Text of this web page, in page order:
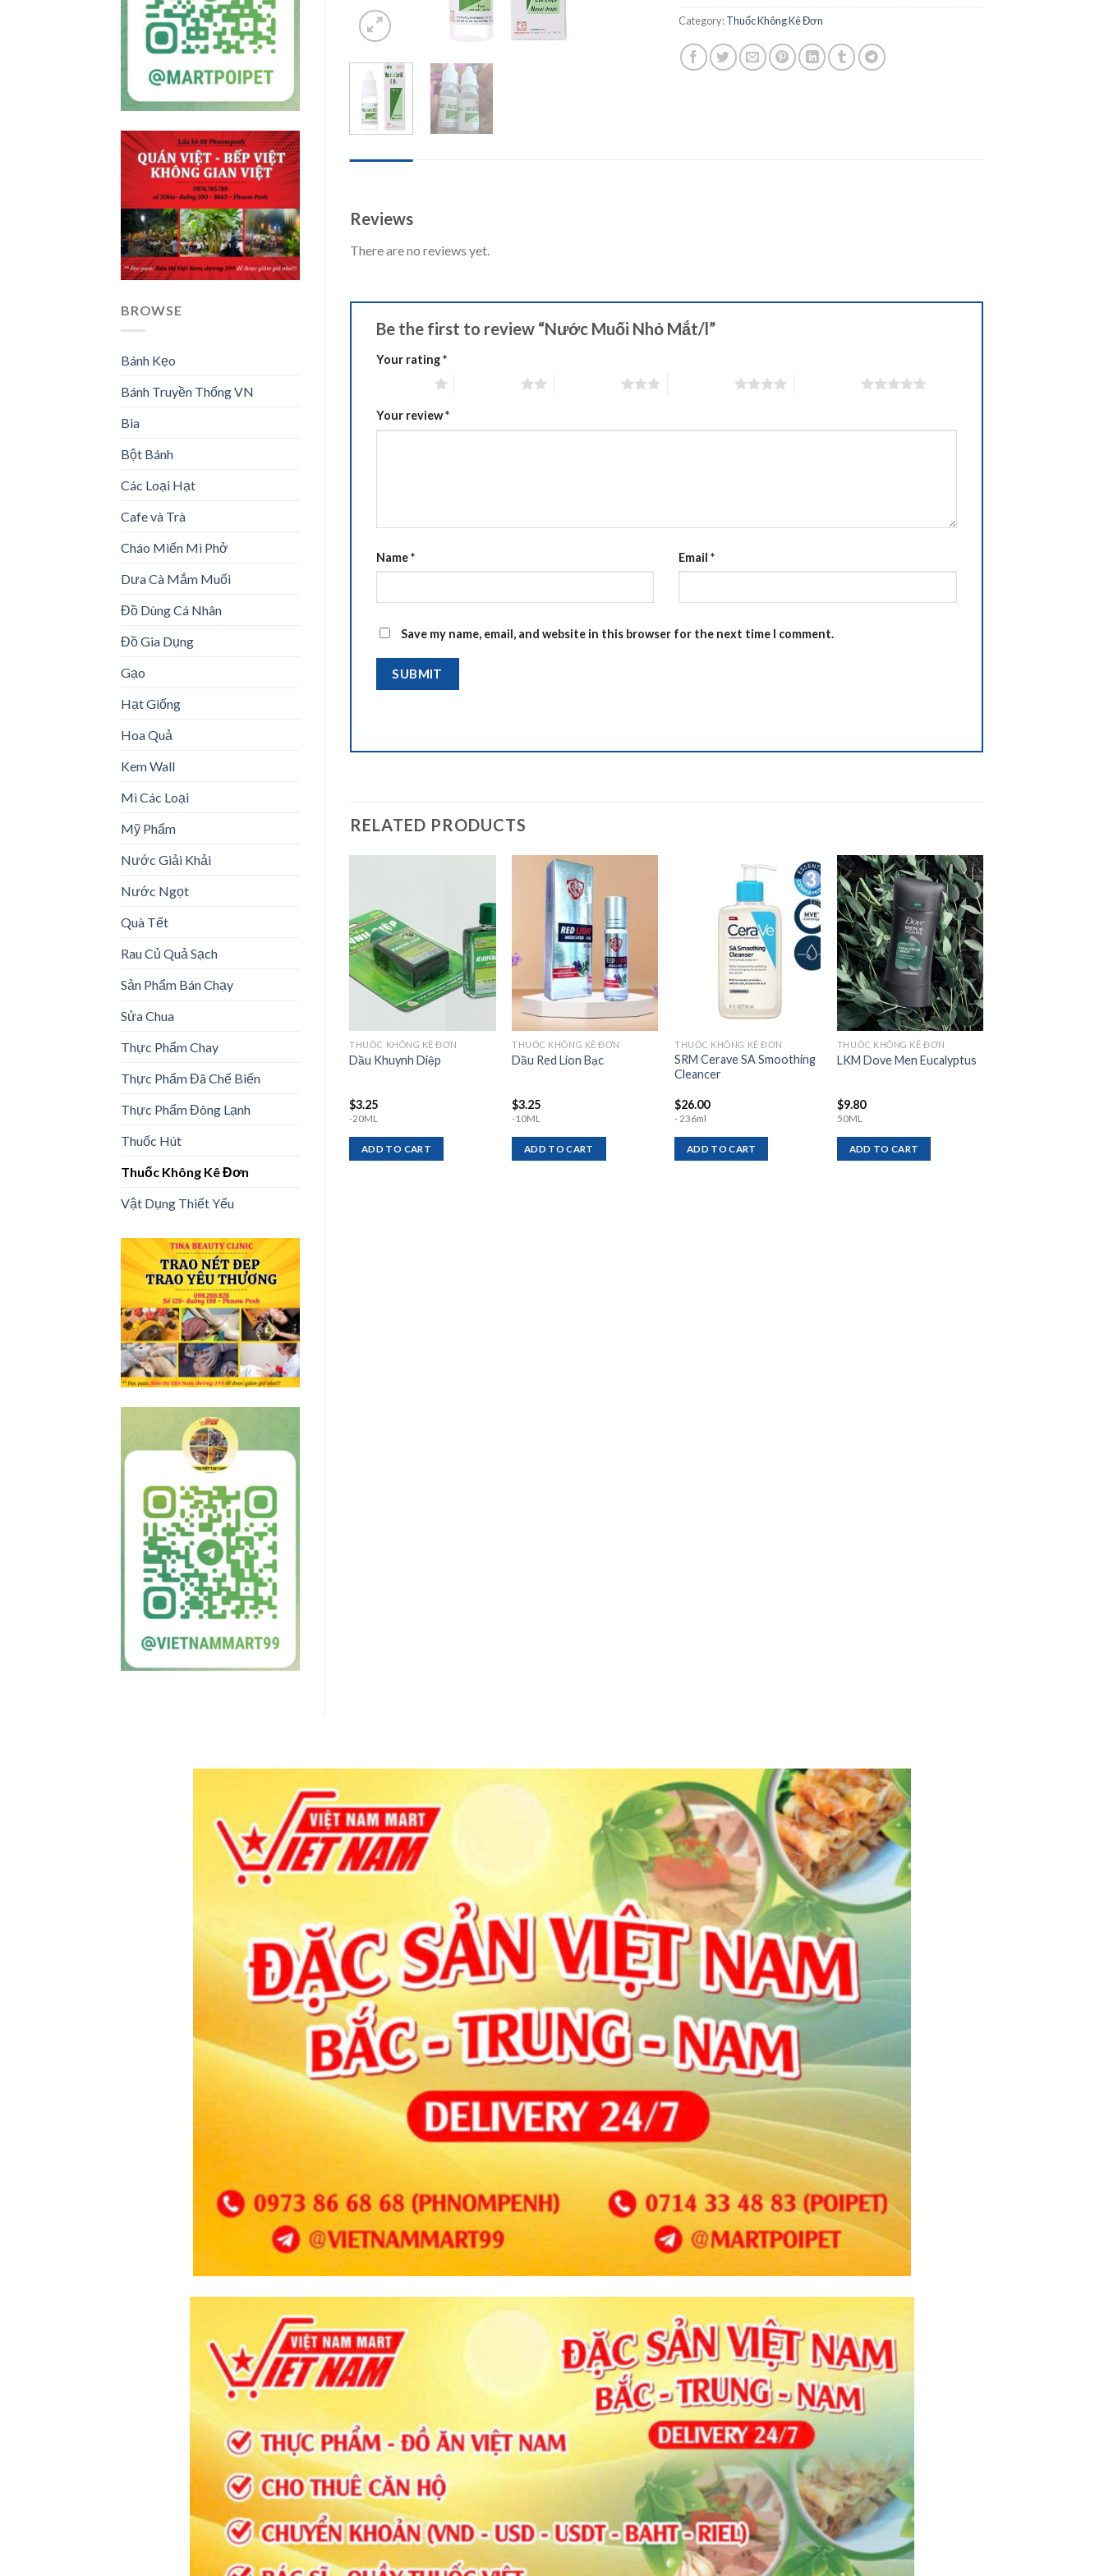
BROWSE
Bánh Kẹo
Bánh Truyền Thống VN
Bia
Bột Bánh
Các Loại Hạt
Cafe và Trà
Cháo Miến Mì Phở
Dưa Cà Mắm Muối
Đồ Dùng Cá Nhân
Đồ Gia Dụng
Gạo
Hạt Giống
Hoa Quả
Kem Wall
Mì Các Loại
Mỹ Phẩm
Nước Giải Khải
Nước Ngọt
Quà Tết
Rau Củ Quả Sạch
Sản Phẩm Bán Chạy
Sửa Chua
Thực Phẩm Chay
Thực Phẩm Đã Chế Biến
Thực Phẩm Đông Lạnh
Thuốc Hút
Thuốc Không Kê Đơn
Vật Dụng Thiết Yếu
Category:Thuốc Không Kê Đơn
Reviews
There are no reviews yet.
Be the first to review “Nước Muối Nhỏ Mắt/l”
Your rating*
Your review*
Name* Email*
Save my name, email, and website in this browser for the next time I comment.
RELATED PRODUCTS
Add to
wishlist
THUỐC KHÔNG KÊ ĐƠN
Dầu Khuynh Diệp
$3.25
-20ML
ADD TO CART
Add to
wishlist
THUỐC KHÔNG KÊ ĐƠN
Dầu Red Lion Bạc
$3.25
-10ML
ADD TO CART
Add to
wishlist
THUỐC KHÔNG KÊ ĐƠN
SRM Cerave SA Smoothing
Cleancer
$26.00
- 236ml
ADD TO CART
Add to
wishlist
THUỐC KHÔNG KÊ ĐƠN
LKM Dove Men Eucalyptus
$9.80
50ML
ADD TO CART
Add to
THUỐC KHÔNG KÊ ĐƠN THUỐC KHÔNG KÊ ĐƠN
Elevit Breastfeeding
Specially Formulated
$46.00